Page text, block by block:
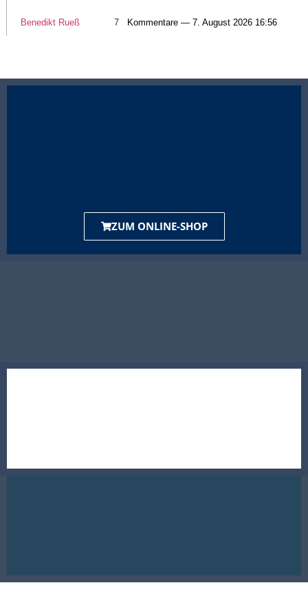
Benedikt Rueß 7 Kommentare — 7. August 2026 16:56
ZUM ONLINE-SHOP